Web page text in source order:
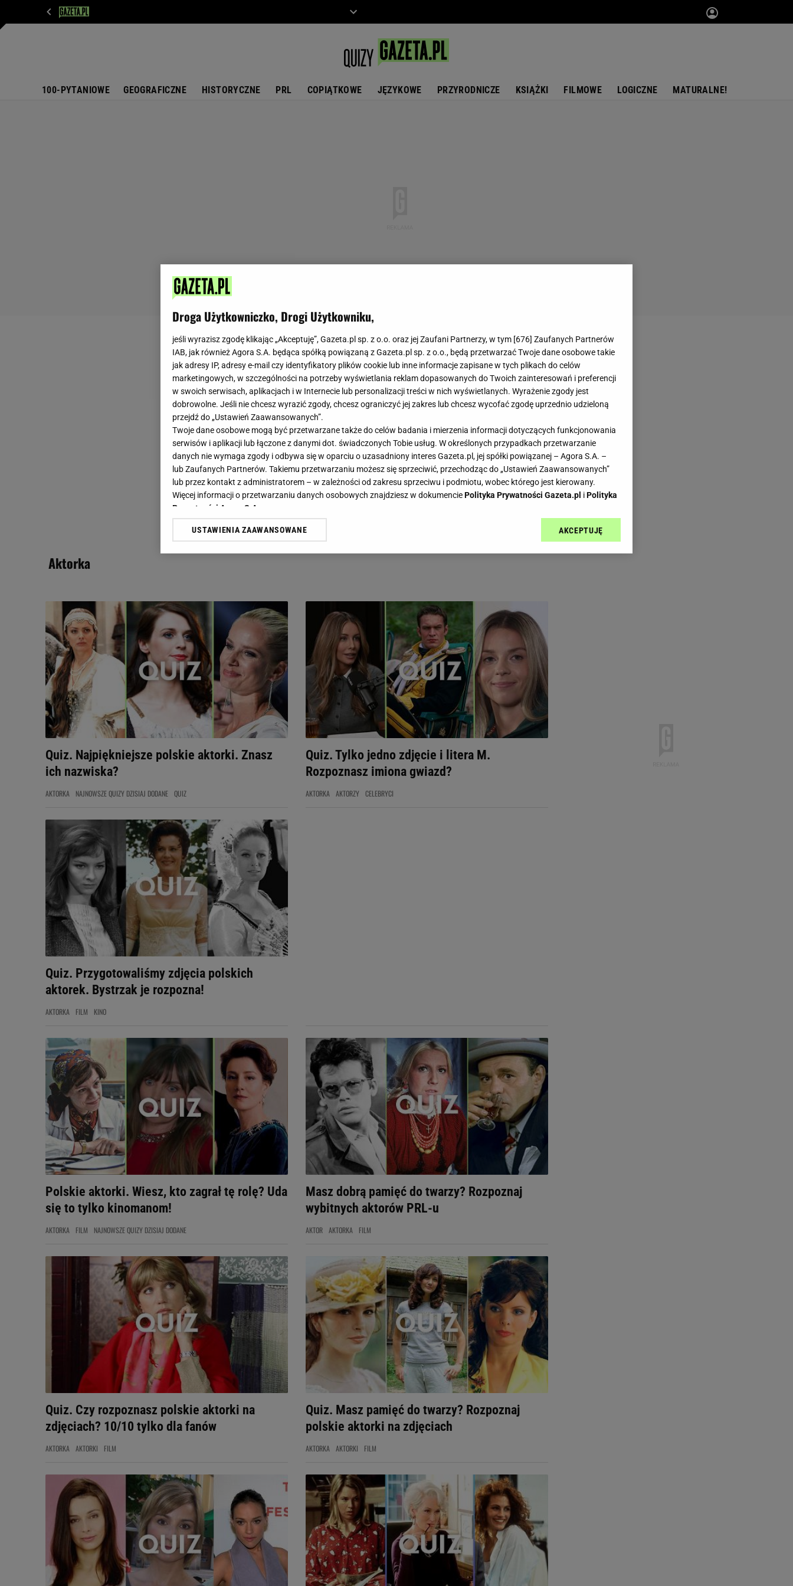
100-PYTANIOWE GEOGRAFICZNE HISTORYCZNE PRL COPIĄTKOWE JĘZYKOWE PRZYRODNICZE KSIĄŻKI FILMOWE LOGICZNE MATURALNE!
aktorka
Quiz. Najpiękniejsze polskie aktorki. Znasz
ich nazwiska?
AKTORKA NAJNOWSZE QUIZY DZISIAJ DODANE QUIZ
Quiz. Tylko jedno zdjęcie i litera M.
Rozpoznasz imiona gwiazd?
AKTORKA AKTORZY CELEBRYCI
Quiz. Przygotowaliśmy zdjęcia polskich
aktorek. Bystrzak je rozpozna!
AKTORKA FILM KINO
Polskie aktorki. Wiesz, kto zagrał tę rolę? Uda
się to tylko kinomanom!
AKTORKA FILM NAJNOWSZE QUIZY DZISIAJ DODANE
Masz dobrą pamięć do twarzy? Rozpoznaj
wybitnych aktorów PRL-u
AKTOR AKTORKA FILM
Quiz. Czy rozpoznasz polskie aktorki na
zdjęciach? 10/10 tylko dla fanów
AKTORKA AKTORKI FILM
Quiz. Masz pamięć do twarzy? Rozpoznaj
polskie aktorki na zdjęciach
AKTORKA AKTORKI FILM
Droga Użytkowniczko, Drogi Użytkowniku,
jeśli wyrazisz zgodę klikając „Akceptuję”, Gazeta.pl sp. z o.o. oraz jej Zaufani Partnerzy, w tym [676] Zaufanych Partnerów
IAB, jak również Agora S.A. będąca spółką powiązaną z Gazeta.pl sp. z o.o., będą przetwarzać Twoje dane osobowe takie
jak adresy IP, adresy e-mail czy identyfikatory plików cookie lub inne informacje zapisane w tych plikach do celów
marketingowych, w szczególności na potrzeby wyświetlania reklam dopasowanych do Twoich zainteresowań i preferencji
w swoich serwisach, aplikacjach i w Internecie lub personalizacji treści w nich wyświetlanych. Wyrażenie zgody jest
dobrowolne. Jeśli nie chcesz wyrazić zgody, chcesz ograniczyć jej zakres lub chcesz wycofać zgodę uprzednio udzieloną
przejdź do „Ustawień Zaawansowanych”.
Twoje dane osobowe mogą być przetwarzane także do celów badania i mierzenia informacji dotyczących funkcjonowania
serwisów i aplikacji lub łączone z danymi dot. świadczonych Tobie usług. W określonych przypadkach przetwarzanie
danych nie wymaga zgody i odbywa się w oparciu o uzasadniony interes Gazeta.pl, jej spółki powiązanej – Agora S.A. –
lub Zaufanych Partnerów. Takiemu przetwarzaniu możesz się sprzeciwić, przechodząc do „Ustawień Zaawansowanych”
lub przez kontakt z administratorem – w zależności od zakresu sprzeciwu i podmiotu, wobec którego jest kierowany.
Więcej informacji o przetwarzaniu danych osobowych znajdziesz w dokumenciePolityka Prywatności Gazeta.pl iPolityka
Prywatności Agora S.A.
Klikając „Akceptuję” wyrażasz też zgodę na zainstalowanie i przechowywanie plików cookie Gazeta.pl sp. z o.o., jej
My, nasi Zaufani Partnerzy i Agora S.A. możemy przetwarzać dane osobowe w następujących celach:
Użycie dokładnych danych geolokalizacyjnych. Aktywne skanowanie charakterystyki urządzenia do celów identyfikacji.
Przechowywanie informacji na urządzeniu lub dostęp do nich. Spersonalizowane reklamy i treści, pomiar reklam i treści,
badnie odbiorców i ulepszanie usług.
Lista Zaufanych Partnerów
USTAWIENIA ZAAWANSOWANE AKCEPTUJĘ